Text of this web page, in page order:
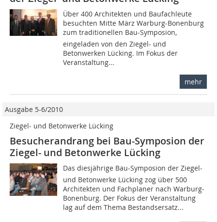
Über 400 Architekten und Baufachleute
besuchten Mitte März Warburg-Bonenburg
zum traditionellen Bau-Symposion,
eingeladen von den Ziegel- und
Betonwerken Lücking. Im Fokus der
Veranstaltung...
mehr
Ausgabe 5-6/2010
Ziegel- und Betonwerke Lücking
Besucherandrang bei Bau-Symposion der
Ziegel- und Betonwerke Lücking
Das diesjährige Bau-Symposion der Ziegel-
und Betonwerke Lücking zog über 500
Architekten und Fachplaner nach Warburg-
Bonenburg. Der Fokus der Veranstaltung
lag auf dem Thema Bestandsersatz...